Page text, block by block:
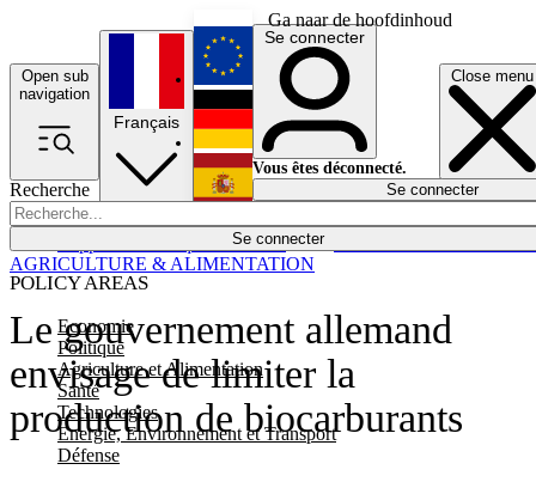
Ga naar de hoofdinhoud
Open sub
navigation
Close menu
Recherche
Se connecter
POLICY AREAS
Economie
Politique
Agriculture et Alimentation
Santé
Technologies
Energie, Environnement et Transport
Défense
Économie
Français
English
Deutsch
Español
Se connecter
Vous êtes déconnecté.
Se connecter
Le gouvernement allemand
envisage de limiter la
production de biocarburants
AGRICULTURE & ALIMENTATION